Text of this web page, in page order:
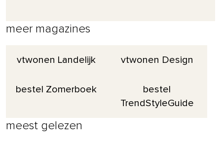
meer magazines
vtwonen Landelijk vtwonen Design
bestel Zomerboek
bestel
TrendStyleGuide
meest gelezen